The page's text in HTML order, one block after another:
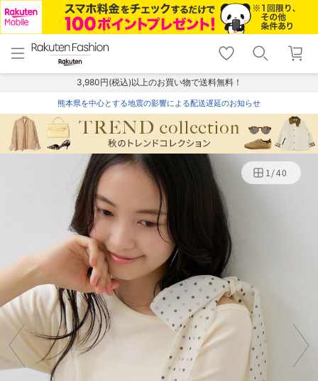
menu home
トップ
shopping_cart lock_outline
ログイン
3,980円(税込)以上のお買い物で送料無料！
熊本県を中心とする地震の影響による配送遅延のお知らせ
1/40